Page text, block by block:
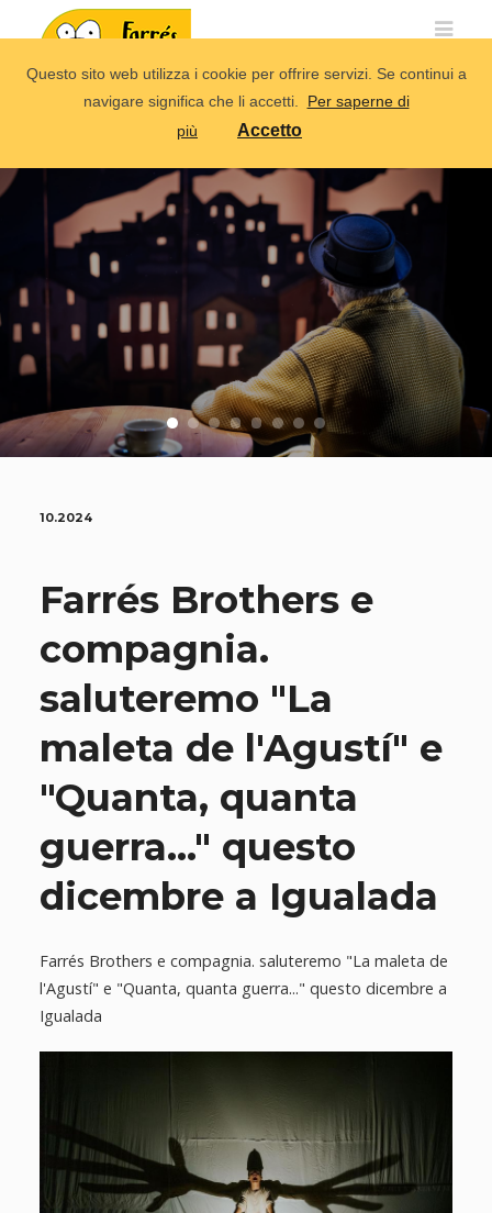
10.2024
Farrés Brothers e
compagnia.
saluteremo "La
maleta de l'Agustí" e
"Quanta, quanta
guerra..." questo
dicembre a Igualada
Farrés Brothers e compagnia. saluteremo "La maleta de
l'Agustí" e "Quanta, quanta guerra..." questo dicembre a
Igualada
Questo sito web utilizza i cookie per offrire servizi. Se continui a
navigare significa che li accetti.
Per saperne di
più
Accetto